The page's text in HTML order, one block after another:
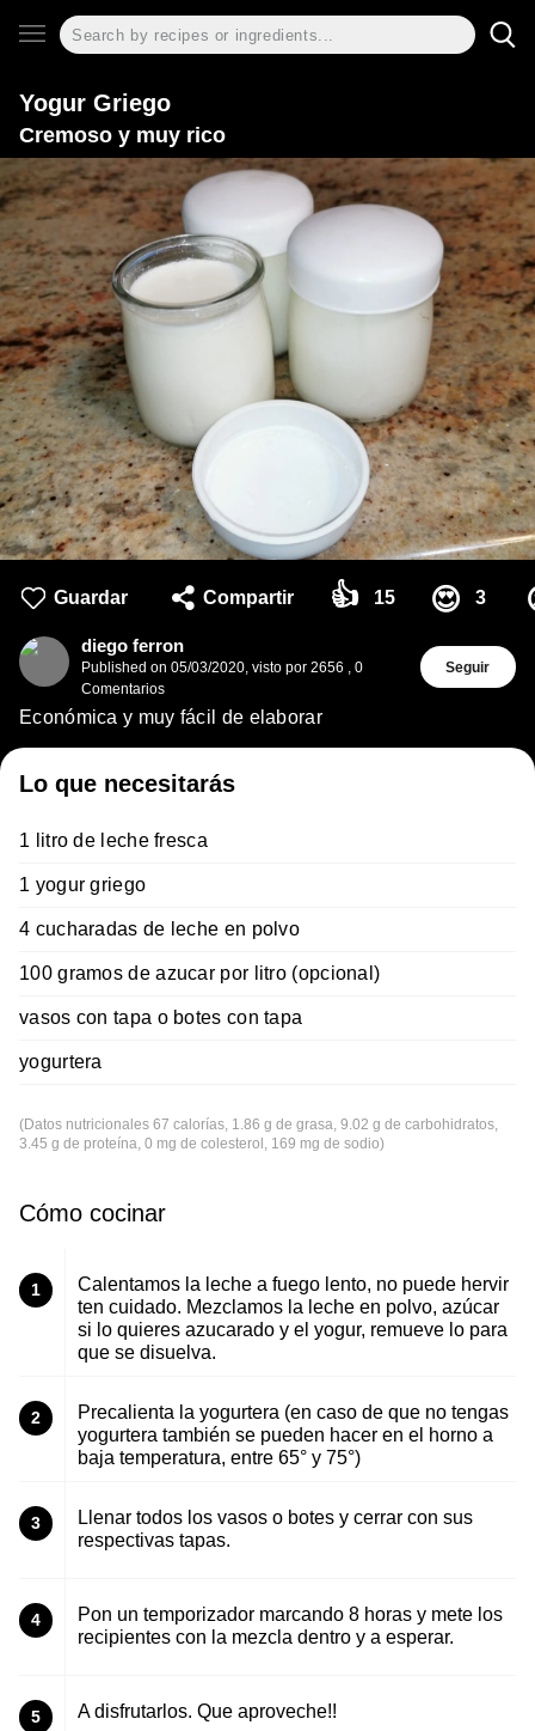
Yogur Griego
Cremoso y muy rico
Guardar Compartir 👍 15 😍 3
diego ferron
Published on 05/03/2020, visto por 2656 , 0
Comentarios
Seguir
Económica y muy fácil de elaborar
Lo que necesitarás
1 litro de leche fresca
1 yogur griego
4 cucharadas de leche en polvo
100 gramos de azucar por litro (opcional)
vasos con tapa o botes con tapa
yogurtera
(Datos nutricionales 67 calorías, 1.86 g de grasa, 9.02 g de carbohidratos,
3.45 g de proteína, 0 mg de colesterol, 169 mg de sodio)
Cómo cocinar
1
Calentamos la leche a fuego lento, no puede hervir
ten cuidado. Mezclamos la leche en polvo, azúcar
si lo quieres azucarado y el yogur, remueve lo para
que se disuelva.
2
Precalienta la yogurtera (en caso de que no tengas
yogurtera también se pueden hacer en el horno a
baja temperatura, entre 65° y 75°)
3
Llenar todos los vasos o botes y cerrar con sus
respectivas tapas.
4
Pon un temporizador marcando 8 horas y mete los
recipientes con la mezcla dentro y a esperar.
5 A disfrutarlos. Que aproveche!!